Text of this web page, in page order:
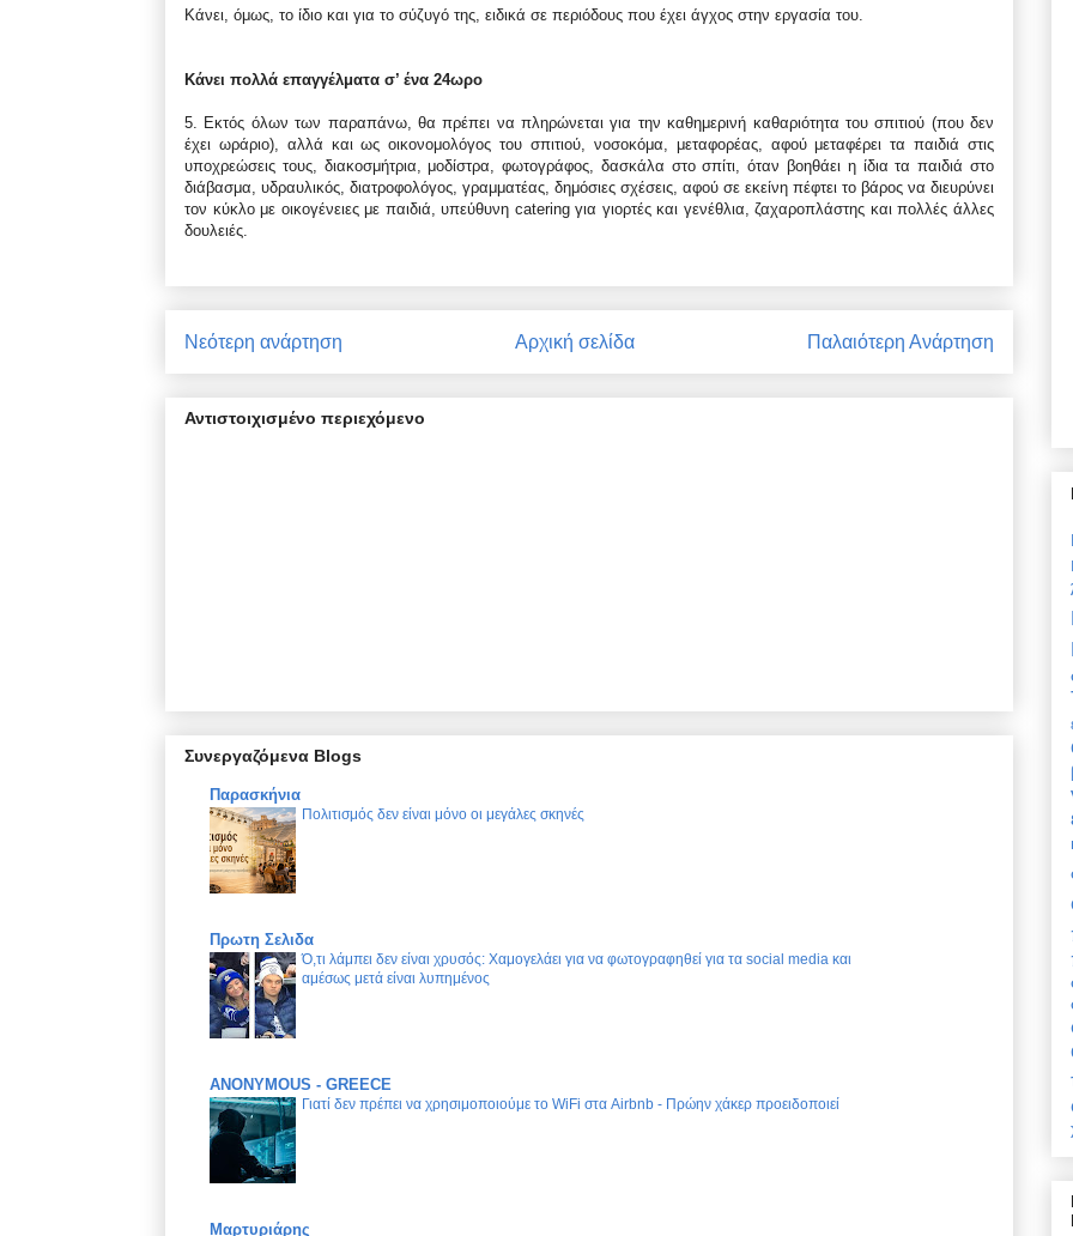
Κάνει, όμως, το ίδιο και για το σύζυγό της, ειδικά σε περιόδους που έχει άγχος στην εργασία του.
Κάνει πολλά επαγγέλματα σ’ ένα 24ωρο
5. Εκτός όλων των παραπάνω, θα πρέπει να πληρώνεται για την καθημερινή καθαριότητα του σπιτιού (που δεν
έχει ωράριο), αλλά και ως οικονομολόγος του σπιτιού, νοσοκόμα, μεταφορέας, αφού μεταφέρει τα παιδιά στις
υποχρεώσεις τους, διακοσμήτρια, μοδίστρα, φωτογράφος, δασκάλα στο σπίτι, όταν βοηθάει η ίδια τα παιδιά στο
διάβασμα, υδραυλικός, διατροφολόγος, γραμματέας, δημόσιες σχέσεις, αφού σε εκείνη πέφτει το βάρος να διευρύνει
τον κύκλο με οικογένειες με παιδιά, υπεύθυνη catering για γιορτές και γενέθλια, ζαχαροπλάστης και πολλές άλλες
δουλειές.
Νεότερη ανάρτηση Παλαιότερη Ανάρτηση
Αρχική σελίδα
Αντιστοιχισμένο περιεχόμενο
Συνεργαζόμενα Blogs
Παρασκήνια
Πολιτισμός δεν είναι μόνο οι μεγάλες σκηνές
Πρωτη Σελιδα
Ό,τι λάμπει δεν είναι χρυσός: Χαμογελάει για να φωτογραφηθεί για τα social media και
αμέσως μετά είναι λυπημένος
ANONYMOUS - GREECE
Γιατί δεν πρέπει να χρησιμοποιούμε το WiFi στα Airbnb - Πρώην χάκερ προειδοποιεί
Μαρτυριάρης